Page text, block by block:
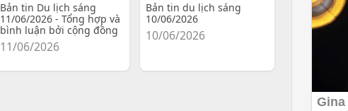
Bản tin Du lịch sáng
11/06/2026 - Tổng hợp và
bình luận bởi cộng đồng
11/06/2026
Bản tin du lịch sáng
10/06/2026
10/06/2026